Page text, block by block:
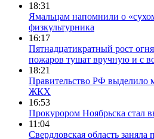
18:31
Ямальцам напомнили о
физкультурника
16:17
Пятнадцатикратный рост
пожаров тушат вручную и с
18:21
Правительство РФ выделило
ЖКХ
16:53
Прокурором Ноябрьска стал
11:04
Свердловская область